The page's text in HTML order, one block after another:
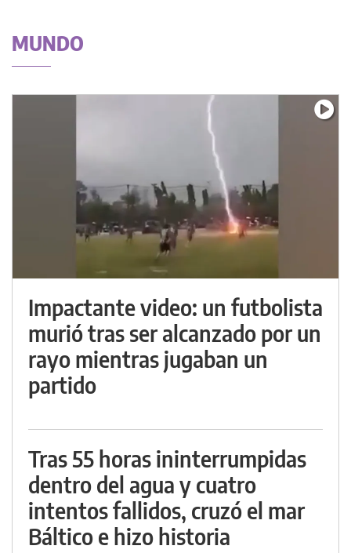
MUNDO
Impactante video: un futbolista
murió tras ser alcanzado por un
rayo mientras jugaban un
partido
Tras 55 horas ininterrumpidas
dentro del agua y cuatro
intentos fallidos, cruzó el mar
Báltico e hizo historia